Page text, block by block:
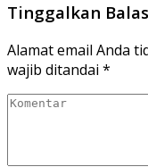
Tinggalkan
Alamat email Anda
wajib ditandai *